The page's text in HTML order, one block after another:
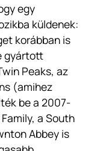
egy
küldenek:
korábban is
gyártott
Peaks, az
(amihez
be a 2007-
a South
Abbey is